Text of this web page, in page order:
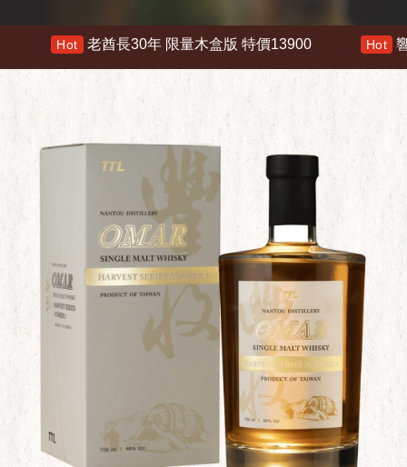
老酋長30年 限量木盒版 特價13900 響 30